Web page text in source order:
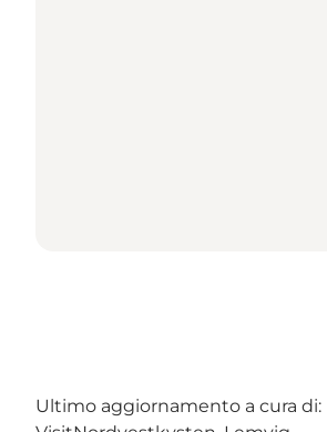
Ultimo aggiornamento a cura di: